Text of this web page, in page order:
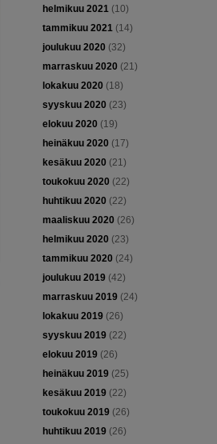
helmikuu 2021(10)
tammikuu 2021(14)
joulukuu 2020 (32)
marraskuu 2020 (21)
lokakuu 2020 (18)
syyskuu 2020 (23)
elokuu 2020 (19)
heinäkuu 2020 (17)
kesäkuu 2020 (21)
toukokuu 2020 (22)
huhtikuu 2020 (22)
maaliskuu 2020 (26)
helmikuu 2020 (23)
tammikuu 2020 (24)
joulukuu 2019(42)
marraskuu 2019(24)
lokakuu 2019(26)
syyskuu 2019(22)
elokuu 2019(26)
heinäkuu 2019(25)
kesäkuu 2019(22)
toukokuu 2019(26)
huhtikuu 2019(26)